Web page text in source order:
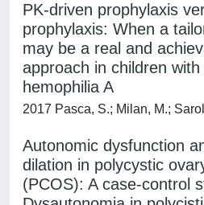
PK-driven prophylaxis
prophylaxis: When a
may be a real and
approach in children
hemophilia A
2017 Pasca, S.; Milan, M.;
Autonomic dysfunction
dilation in polycystic
(PCOS): A case-control